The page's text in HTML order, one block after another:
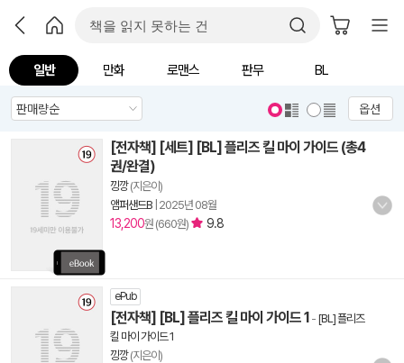
일반 만화 로맨스 판무 BL
옵션
[전자책] [세트] [BL] 플리즈 킬 마이 가이드 (총4
권/완결)
낑깡(지은이)
앰퍼샌드B 2025년 08월
13,200원 (660원) 9.8
ePub
[전자책] [BL] 플리즈 킬 마이 가이드 1 - [BL] 플리즈
킬 마이 가이드 1
낑깡(지은이)